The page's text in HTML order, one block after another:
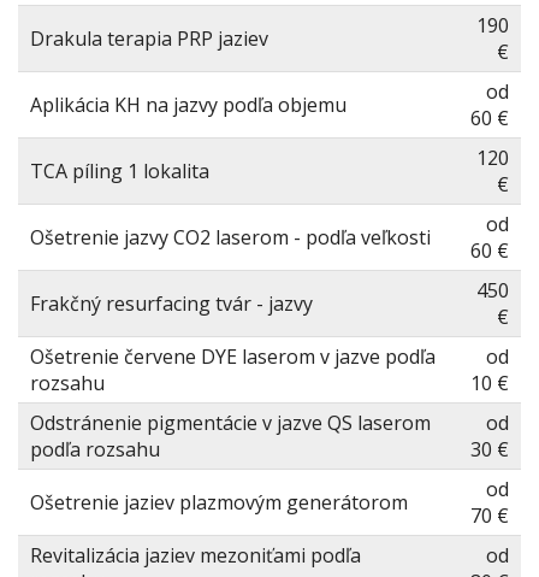
Drakula terapia PRP jaziev
190
€
Aplikácia KH na jazvy podľa objemu
od
60 €
TCA píling 1 lokalita
120
€
Ošetrenie jazvy CO2 laserom - podľa veľkosti
od
60 €
Frakčný resurfacing tvár - jazvy
450
€
Ošetrenie červene DYE laserom v jazve podľa
rozsahu
od
10 €
Odstránenie pigmentácie v jazve QS laserom
podľa rozsahu
od
30 €
Ošetrenie jaziev plazmovým generátorom
od
70 €
Revitalizácia jaziev mezoniťami podľa
od